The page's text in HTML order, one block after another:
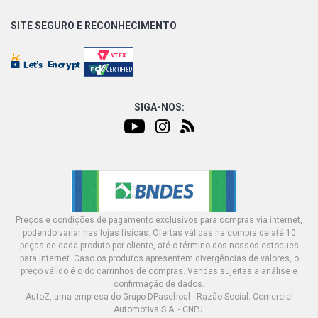
PALIO EX HATCH 1.0 8V FIRE GASOLINA (2001 - 2008)
COMBUSTIVEL GASOLINA
COMBUSTIVEL GASOLINA
PALIO YOUNG HATCH 1.0 8V FIRE GASOLINA (2002 -
2002) COMBUSTIVEL GASOLINA
PALIO ELX HATCH 1.3 16V FIRE GASOLINA (2000 - 2000)
COMBUSTIVEL GASOLINA
PALIO EX HATCH 1.3 16V FIRE GASOLINA (2000 - 2000)
COMBUSTIVEL GASOLINA
SITE SEGURO E RECONHECIMENTO
SIGA-NOS:
Preços e condições de pagamento exclusivos para compras via internet,
podendo variar nas lojas físicas. Ofertas válidas na compra de até 10
peças de cada produto por cliente, até o término dos nossos estoques
para internet. Caso os produtos apresentem divergências de valores, o
preço válido é o do carrinhos de compras. Vendas sujeitas a análise e
confirmação de dados.
AutoZ, uma empresa do Grupo DPaschoal - Razão Social: Comercial
Automotiva S.A. - CNPJ: